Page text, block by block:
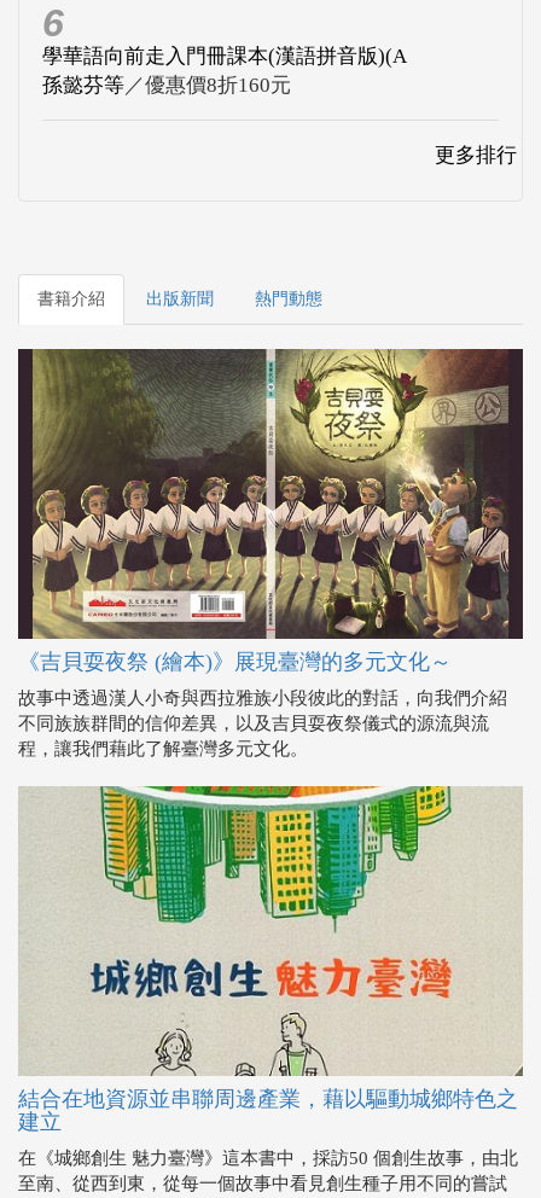
6
學華語向前走入門冊課本(漢語拼音版)(A
孫懿芬等／優惠價8折160元
更多排行
書籍介紹 出版新聞 熱門動態
《吉貝耍夜祭 (繪本)》展現臺灣的多元文化～
故事中透過漢人小奇與西拉雅族小段彼此的對話，向我們介紹
不同族族群間的信仰差異，以及吉貝耍夜祭儀式的源流與流
程，讓我們藉此了解臺灣多元文化。
結合在地資源並串聯周邊產業，藉以驅動城鄉特色之
建立
在《城鄉創生 魅力臺灣》這本書中，採訪50 個創生故事，由北
至南、從西到東，從每一個故事中看見創生種子用不同的嘗試